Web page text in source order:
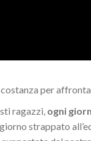
per
ragazzi, ogni
strappato